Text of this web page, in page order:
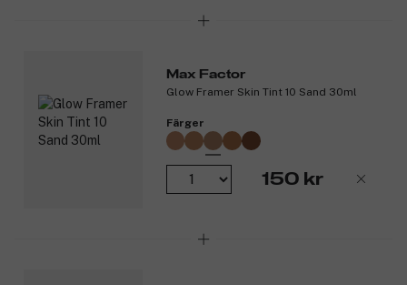
Max Factor
Glow Framer Skin Tint 10 Sand 30ml
Färger
150 kr